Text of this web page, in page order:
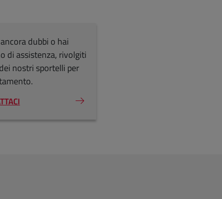
dubbi o hai
di assistenza, rivolgiti
nostri sportelli per